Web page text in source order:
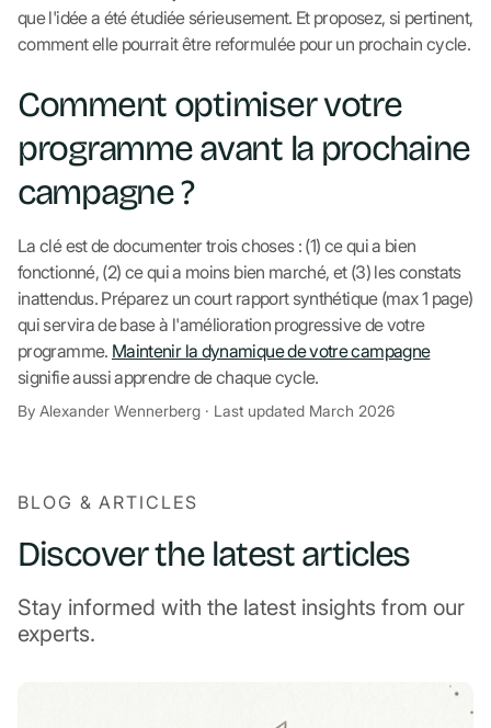
que l'idée a été étudiée sérieusement. Et proposez, si pertinent,
comment elle pourrait être reformulée pour un prochain cycle.
Comment optimiser votre
programme avant la prochaine
campagne ?
La clé est de documenter trois choses : (1) ce qui a bien
fonctionné, (2) ce qui a moins bien marché, et (3) les constats
inattendus. Préparez un court rapport synthétique (max 1 page)
qui servira de base à l'amélioration progressive de votre
programme. Maintenir la dynamique de votre campagne
signifie aussi apprendre de chaque cycle.
By Alexander Wennerberg · Last updated March 2026
BLOG & ARTICLES
Discover the latest articles
Stay informed with the latest insights from our
experts.